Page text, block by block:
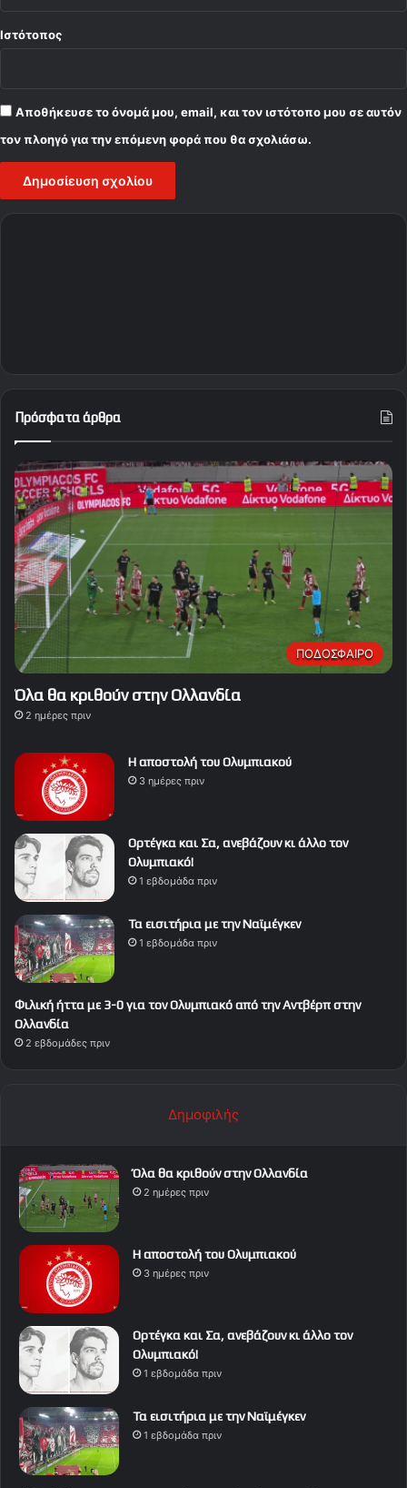
Ιστότοπος
Αποθήκευσε το όνομά μου, email, και τον ιστότοπο μου σε αυτόν
τον πλοηγό για την επόμενη φορά που θα σχολιάσω.
Πρόσφατα άρθρα
ΠΟΔΟΣΦΑΙΡΟ
Όλα θα κριθούν στην Ολλανδία
2 ημέρες πριν
Η αποστολή του Ολυμπιακού
3 ημέρες πριν
Ορτέγκα και Σα, ανεβάζουν κι άλλο τον
Ολυμπιακό!
1 εβδομάδα πριν
Τα εισιτήρια με την Ναϊμέγκεν
1 εβδομάδα πριν
Φιλική ήττα με 3-0 για τον Ολυμπιακό από την Αντβέρπ στην
Ολλανδία
2 εβδομάδες πριν
Δημοφιλής
Όλα θα κριθούν στην Ολλανδία
2 ημέρες πριν
Η αποστολή του Ολυμπιακού
3 ημέρες πριν
Ορτέγκα και Σα, ανεβάζουν κι άλλο τον
Ολυμπιακό!
1 εβδομάδα πριν
Τα εισιτήρια με την Ναϊμέγκεν
1 εβδομάδα πριν